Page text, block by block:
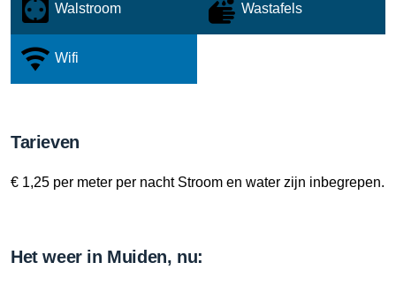
Walstroom Wastafels
Wifi
Tarieven
€ 1,25 per meter per nacht Stroom en water zijn inbegrepen.
Het weer in Muiden, nu: